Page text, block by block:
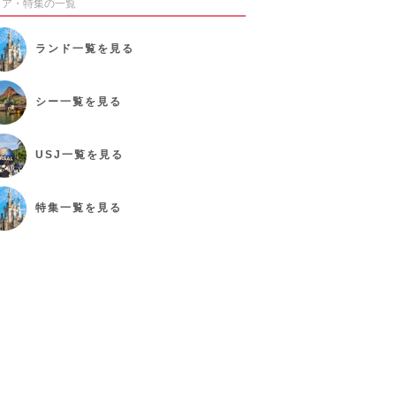
・特集の一覧
ランド 一覧を見る
シー一覧を見る
USJ 一覧を見る
特集一覧を見る